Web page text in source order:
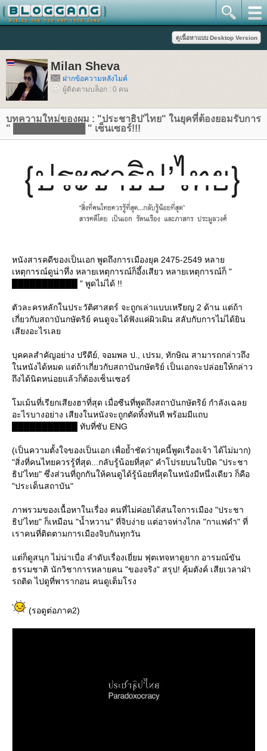
Milan Sheva
ฝากข้อความหลังไมค์
ผู้ติดตามบล็อก : 0 คน
บทความใหม่ของผม : "ประชาธิป'ไทย" ในยุคที่ต้องยอมรับการ
" ███████████ " เซ็นเซอร์!!!
หนังสารคดีของเป็นเอก พูดถึงการเมืองยุค 2475-2549 หลา
เหตุการณ์ดูน่าทึ่ง หลายเหตุการณ์ก็อึ้งเสียว หลายเหตุการณ์ก็ "
███████████ " พูดไม่ได้ !!
ตัวละครหลักในประวัติศาสตร์ จะถูกเล่าแบบเหรียญ 2 ด้าน แต่ถ้า
เกี่ยวกับสถาบันกษัตริย์ คนดูจะได้ฟังแค่ผิวเผิน สลับกับการไม่ได้ยิน
เสียงอะไรเล
บุคคลสำคัญอย่าง ปรีดีย์, จอมพล ป., เปรม, ทักษิณ สามารถกล่าวถึง
นหนังได้หมด แต่ถ้าเกี่ยวกับสถาบันกษัตริย์ เป็นเอกจะปล่อยให้กล่าว
ถึงได้นิดหน่อยแล้วก็ต้องเซ็นเซอร์
มเม้นที่เรียกเสียงฮาที่สุด เมื่อซีนที่พูดถึงสถาบันกษัตริย์ กำลังเฉล
อะไรบางอย่าง เสียงในหนังจะถูกตัดทิ้งทันที พร้อมมีแถบ
███████████ ทับที่ซับ ENG
(เป็นความตั้งใจของเป็นเอก เพื่อย้ำชัดว่ายุคนี้พูดเรื่องเจ้า ได้ไม่มาก)
"สิ่งที่คนไทยควรรู้ที่สุด...กลับรู้น้อยที่สุด" คำโปรยบนใบปิด "ประชา
ธิป'ไทย" ซึ่งส่วนที่ถูกกันให้คนดูได้รู้น้อยที่สุดในหนังมีหนึ่งเดียว ก็คือ
"ประเด็นสถาบัน"
ภาพรวมของเนื้อหาในเรื่อง คนที่ไม่ค่อยได้สนใจการเมือง "ประชา
ธิป'ไทย" ก็เหมือน "น้ำหวาน" ที่จิบง่าย แต่อาจห่างไกล "กาแฟดำ" ที่
เราคนที่ติดตามการเมืองจิบกันทุกวัน
ต่ก็ดูสนุก ไม่น่าเบื่อ ลำดับเรื่องเยี่ยม ฟุตเทจหาดูยาก อารมณ์ขัน
ธรรมชาติ นักวิชาการหลายคน "ของจริง" สรุป! คุ้มตังค์ เสียเวลาฝ่า
รถติด ไปดูที่พารากอน คนดูเต็มโรง
(รอดูต่อภาค2)